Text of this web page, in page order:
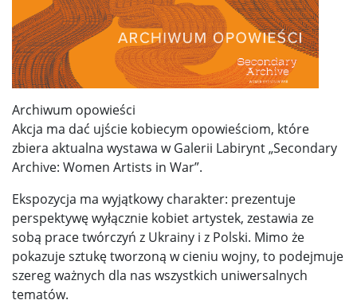
Archiwum opowieści
Akcja ma dać ujście kobiecym opowieściom, które
zbiera aktualna wystawa w Galerii Labirynt „Secondary
Archive: Women Artists in War”.
Ekspozycja ma wyjątkowy charakter: prezentuje
perspektywę wyłącznie kobiet artystek, zestawia ze
sobą prace twórczyń z Ukrainy i z Polski. Mimo że
pokazuje sztukę tworzoną w cieniu wojny, to podejmuje
szereg ważnych dla nas wszystkich uniwersalnych
tematów.